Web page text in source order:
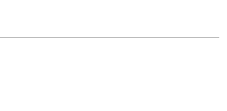
Vipps, Klarna och Google Pay.
debiteras kortet/fakturan.